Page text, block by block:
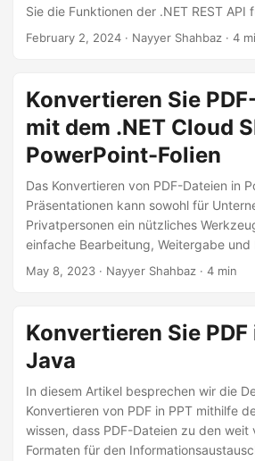
Sie die Funktionen der .NET REST API
Dokumentenverwaltungs-Workflow
February 2, 2024 · Nayyer Shahbaz · 4
Konvertieren Sie
mit dem .NET Cloud
PowerPoint-Folien
Das Konvertieren von PDF-Dateien in
Präsentationen kann sowohl für
Privatpersonen ein nützliches
einfache Bearbeitung, Weitergabe und
Informationen ermöglichen. Mit Hilfe
beschreiben wir die Schritte zum
Dateien in PowerPoint-Präsentationen
Aspose.Slides Cloud SDK und geben
May 8, 2023 · Nayyer Shahbaz · 4 min
Konvertieren Sie
Java
In diesem Artikel besprechen wir die
Konvertieren von PDF in PPT mithilfe
wissen, dass PDF-Dateien zu den weit
Formaten für den